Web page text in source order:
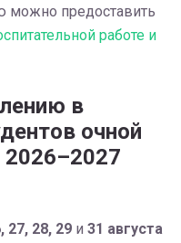
предоставить
работе и
в
очной
27, 28, 29 и 31 августа